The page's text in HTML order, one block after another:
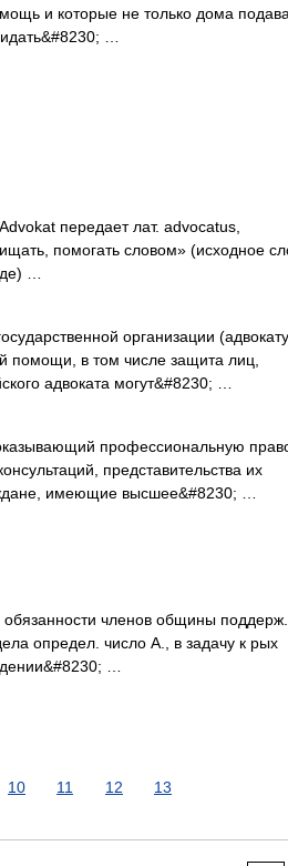
и которые не только дома
…
передает лат. advocatus,
помогать словом» (исходное
…
организации
помощи, в том числе защита лиц,
адвоката могут&#8230; …
профессиональную
представительства их
имеющие высшее&#8230; …
членов общины поддерж.
определ. число А., в задачу к рых
…
10 11 12 13